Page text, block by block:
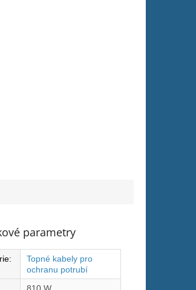
parametry
:
Topné kabely pro
ochranu potrubí